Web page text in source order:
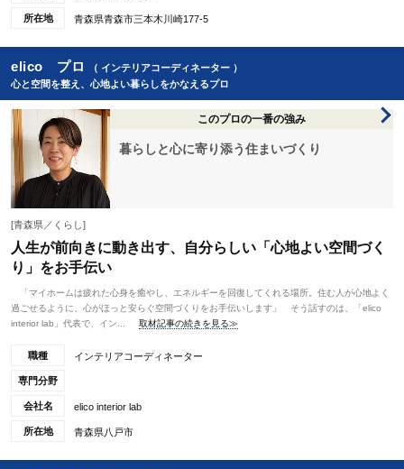
所在地 青森県青森市三本木川崎177-5
elico プロ
（ インテリアコーディネーター ）
心と空間を整え、心地よい暮らしをかなえるプロ
このプロの一番の強み
暮らしと心に寄り添う住まいづくり
[青森県／くらし]
人生が前向きに動き出す、自分らしい「心地よい空間づく
り」をお手伝い
「マイホームは疲れた心身を癒やし、エネルギーを回復してくれる場所。住む人が心地よく
過ごせるように、心がほっと安らぐ空間づくりをお手伝いします」 そう話すのは、「elico
interior lab」代表で、イン...
取材記事の続きを見る≫
職種 インテリアコーディネーター
専門分野
会社名 elico interior lab
所在地 青森県八戸市